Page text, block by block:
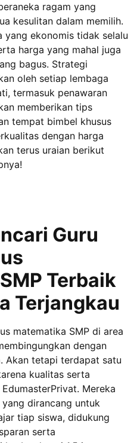
ragam yang
kesulitan dalam memilih.
yang ekonomis tidak selalu
harga yang mahal juga
bagus. Strategi
oleh setiap lembaga
termasuk penawaran
memberikan tips
tempat bimbel khusus
dengan harga
terus uraian berikut
Guru
Terbaik
Terjangkau
matematika SMP di area
dengan
Akan tetapi terdapat satu
kualitas serta
Mereka
dirancang untuk
tiap siswa, didukung
serta